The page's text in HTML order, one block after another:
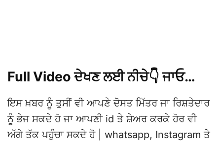
Full Video ਦੇਖਣ ਲਈ ਨੀਚੇ👇 ਜਾਓ…
ਇਸ ਖ਼ਬਰ ਨੂੰ ਤੁਸੀਂ ਵੀ ਆਪਣੇ ਦੋਸਤ ਮਿੱਤਰ ਜਾ ਰਿਸ਼ਤੇਦਾਰ
ਨੂੰ ਭੇਜ ਸਕਦੇ ਹੋ ਜਾ ਆਪਣੀ id ਤੇ ਸ਼ੇਅਰ ਕਰਕੇ ਹੋਰ ਵੀ
ਅੱਗੇ ਤੱਕ ਪਹੁੰਚਾ ਸਕਦੇ ਹੋ | whatsapp, Instagram ਤੇ